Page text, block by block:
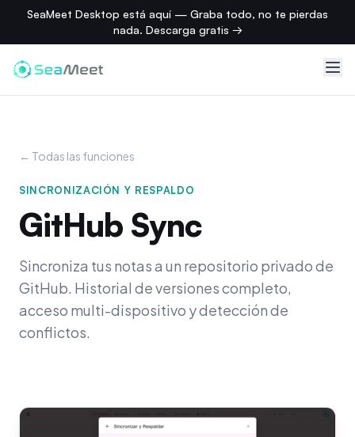
SeaMeet Desktop está aquí — Graba todo, no te pierdas
nada. Descarga gratis →
← Todas las funciones
SINCRONIZACIÓN Y RESPALDO
GitHub Sync
Sincroniza tus notas a un repositorio privado de
GitHub. Historial de versiones completo,
acceso multi-dispositivo y detección de
conflictos.